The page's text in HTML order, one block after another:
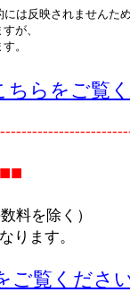
は反映されませんた
が、
。
らをご覧
料を除く）
ります。
ご覧くださ